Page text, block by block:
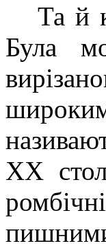
Та й
Була
XX